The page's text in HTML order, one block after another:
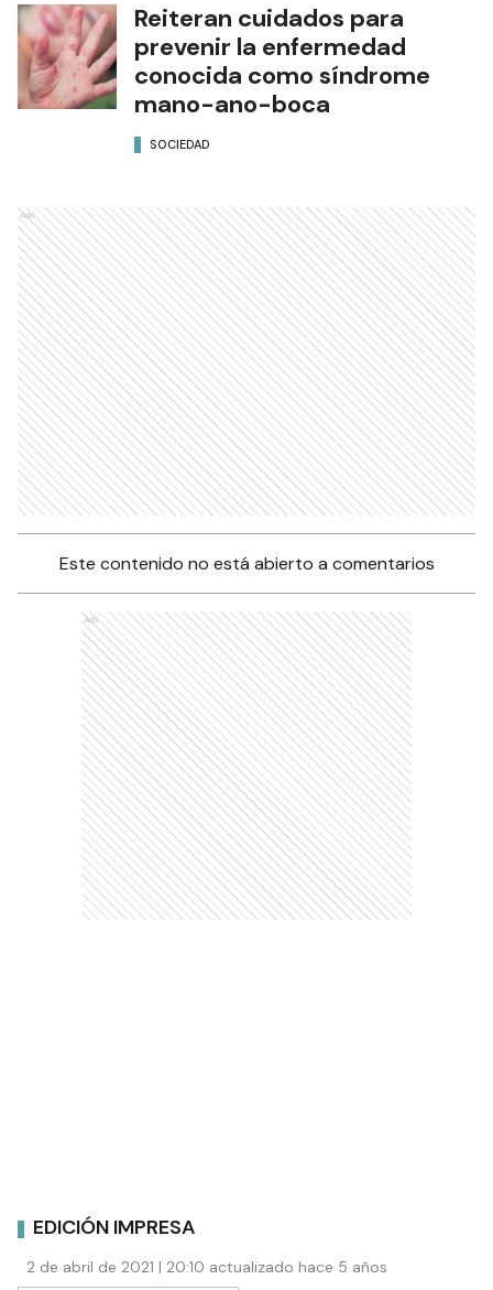
Reiteran cuidados para
prevenir la enfermedad
conocida como síndrome
mano-ano-boca
SOCIEDAD
Ads
Este contenido no está abierto a comentarios
Ads
EDICIÓN IMPRESA
2 de abril de 2021 | 20:10 actualizado hace 5 años